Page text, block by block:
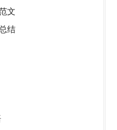
文
结